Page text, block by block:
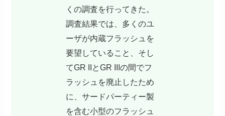
くの調査を行ってきた。
調査結果では、多くのユ
ーザが内蔵フラッシュを
要望していること、そし
てGR IIとGR IIIの間でフ
ラッシュを廃止したため
に、サードパーティー製
を含む小型のフラッシュ